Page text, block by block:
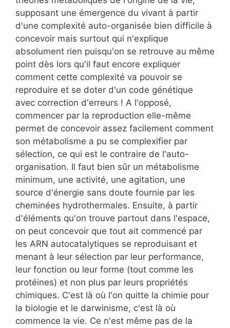
supposant une émergence du vivant à partir
d'une complexité auto-organisée bien difficile à
concevoir mais surtout qui n'explique
absolument rien puisqu'on se retrouve au même
point dès lors qu'il faut encore expliquer
comment cette complexité va pouvoir se
reproduire et se doter d'un code génétique
avec correction d'erreurs ! A l'opposé,
commencer par la reproduction elle-même
permet de concevoir assez facilement comment
son métabolisme a pu se complexifier par
sélection, ce qui est le contraire de l'auto-
organisation. Il faut bien sûr un métabolisme
minimum, une activité, une agitation, une
source d'énergie sans doute fournie par les
cheminées hydrothermales. Ensuite, à partir
d'éléments qu'on trouve partout dans l'espace,
on peut concevoir que tout ait commencé par
les ARN autocatalytiques se reproduisant et
menant à leur sélection par leur performance,
leur fonction ou leur forme (tout comme les
protéines) et non plus par leurs propriétés
chimiques. C'est là où l'on quitte la chimie pour
la biologie et le darwinisme, c'est là où
commence la vie. Ce n'est même pas de la